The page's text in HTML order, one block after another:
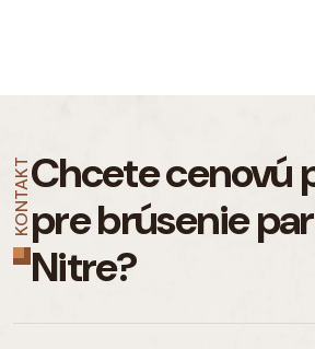
KONTAKTChcete cenovú
pre brúsenie
Nitre?